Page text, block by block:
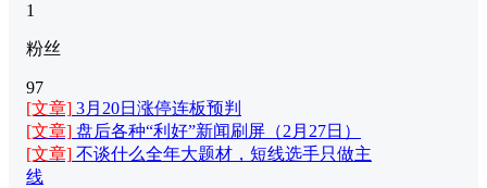
1
粉丝
97
[文章] 3月20日涨停连板预判
[文章] 盘后各种“利好”新闻刷屏（2月27日）
[文章] 不谈什么全年大题材，短线选手只做主
线